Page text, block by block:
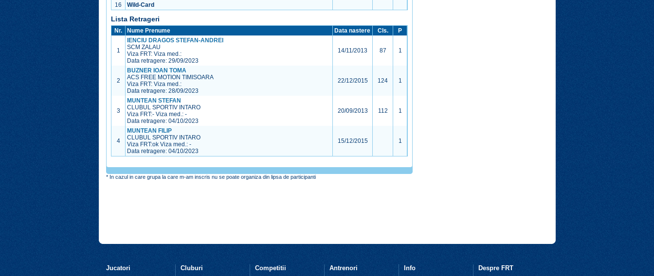
16
Wild-Card
Lista Retrageri
Nr. Nume Prenume Data nastere Cls. P
1
IENCIU DRAGOS STEFAN-ANDREI
SCM ZALAU
Viza FRT: Viza med.:
Data retragere: 29/09/2023
14/11/2013 87 1
2
BUZNER IOAN TOMA
ACS FREE MOTION TIMISOARA
Viza FRT: Viza med.:
Data retragere: 28/09/2023
22/12/2015 124 1
3
MUNTEAN STEFAN
CLUBUL SPORTIV INTARO
Viza FRT:- Viza med.: -
Data retragere: 04/10/2023
20/09/2013 112 1
4
MUNTEAN FILIP
CLUBUL SPORTIV INTARO
Viza FRT:ok Viza med.: -
Data retragere: 04/10/2023
15/12/2015 1
* In cazul in care grupa la care m-am inscris nu se poate organiza din lipsa de participanti
Jucatori Cluburi Competitii Antrenori Info Despre FRT